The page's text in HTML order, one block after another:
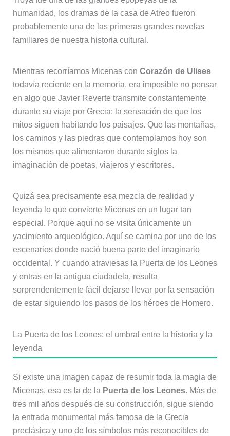
humanidad, los dramas de la casa de Atreo fueron
probablemente una de las primeras grandes novelas
familiares de nuestra historia cultural.
Mientras recorríamos Micenas con Corazón de Ulises
todavía reciente en la memoria, era imposible no pensar
en algo que Javier Reverte transmite constantemente
durante su viaje por Grecia: la sensación de que los
mitos siguen habitando los paisajes. Que las montañas,
los caminos y las piedras que contemplamos hoy son
los mismos que alimentaron durante siglos la
imaginación de poetas, viajeros y escritores.
Quizá sea precisamente esa mezcla de realidad y
leyenda lo que convierte Micenas en un lugar tan
especial. Porque aquí no se visita únicamente un
yacimiento arqueológico. Aquí se camina por uno de los
escenarios donde nació buena parte del imaginario
occidental. Y cuando atraviesas la Puerta de los Leones
y entras en la antigua ciudadela, resulta
sorprendentemente fácil dejarse llevar por la sensación
de estar siguiendo los pasos de los héroes de Homero.
La Puerta de los Leones: el umbral entre la historia y la
leyenda
Si existe una imagen capaz de resumir toda la magia de
Micenas, esa es la de la Puerta de los Leones. Más de
tres mil años después de su construcción, sigue siendo
la entrada monumental más famosa de la Grecia
preclásica y uno de los símbolos más reconocibles de